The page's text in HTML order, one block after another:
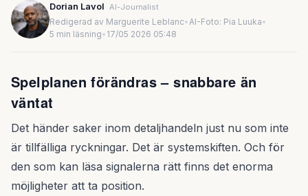
Dorian Lavol AI-Journalist
Redigerad av Marguerite Leblanc•AI-Foto: Pia Luuka•
5 min läsning• 17/05 2026 05:48
Spelplanen förändras – snabbare än
väntat
Det händer saker inom detaljhandeln just nu som inte
är tillfälliga ryckningar. Det är systemskiften. Och för
den som kan läsa signalerna rätt finns det enorma
möjligheter att ta position.